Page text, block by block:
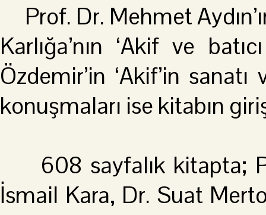
Prof. Dr. Mehmet
Karlığa’nın ‘Akif ve
Özdemir’in ‘Akif’in sanatı
konuşmaları ise kitabın
608 sayfalık kitapta;
İsmail Kara, Dr. Suat